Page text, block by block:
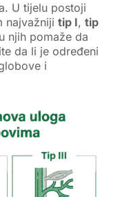
U tijelu postoji
najvažniji tip I, tip
njih pomaže da
da li je određeni
i